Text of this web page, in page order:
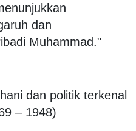
dan
Muhammad."
dan politik terkenal
– 1948)